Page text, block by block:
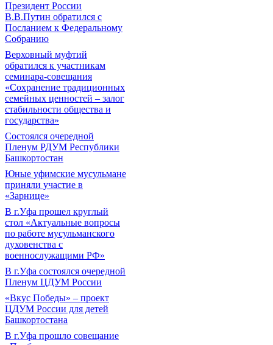
Президент России
В.В.Путин обратился с
Посланием к Федеральному
Собранию
Верховный муфтий
обратился к участникам
семинара-совещания
«Сохранение традиционных
семейных ценностей – залог
стабильности общества и
государства»
Состоялся очередной
Пленум РДУМ Республики
Башкортостан
Юные уфимские мусульмане
приняли участие в
«Зарнице»
В г.Уфа прошел круглый
стол «Актуальные вопросы
по работе мусульманского
духовенства с
военнослужащими РФ»
В г.Уфа состоялся очередной
Пленум ЦДУМ России
«Вкус Победы» – проект
ЦДУМ России для детей
Башкортостана
В г.Уфа прошло совещание